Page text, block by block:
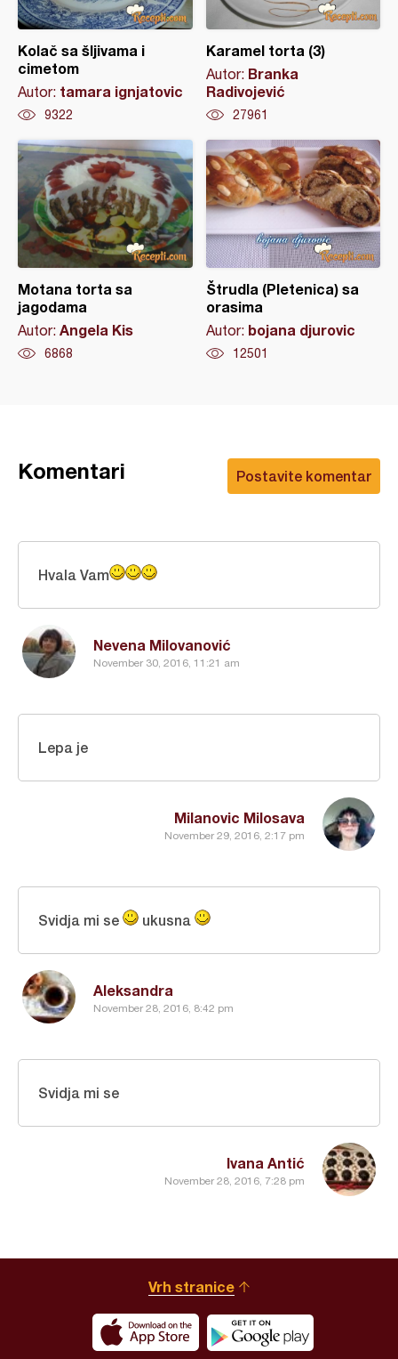
Kolač sa šljivama i
cimetom
Autor: tamara ignjatovic
9322
Karamel torta (3)
Autor: Branka
Radivojević
27961
Motana torta sa
jagodama
Autor: Angela Kis
6868
Štrudla (Pletenica) sa
orasima
Autor: bojana djurovic
12501
Postavite komentar
Komentari
Nevena Milovanović
November 30, 2016, 11:21 am
Hvala Vam
Milanovic Milosava
November 29, 2016, 2:17 pm
Lepa je
Aleksandra
November 28, 2016, 8:42 pm
Svidja mi se ukusna
Ivana Antić
November 28, 2016, 7:28 pm
Svidja mi se
Vrh stranice